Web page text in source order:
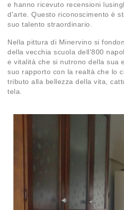
e hanno ricevuto recensioni
d'arte. Questo riconoscimento è
suo talento straordinario.
Nella pittura di Minervino si
della vecchia scuola dell'800
e vitalità che si nutrono della sua
suo rapporto con la realtà che lo
tributo alla bellezza della vita,
tela.